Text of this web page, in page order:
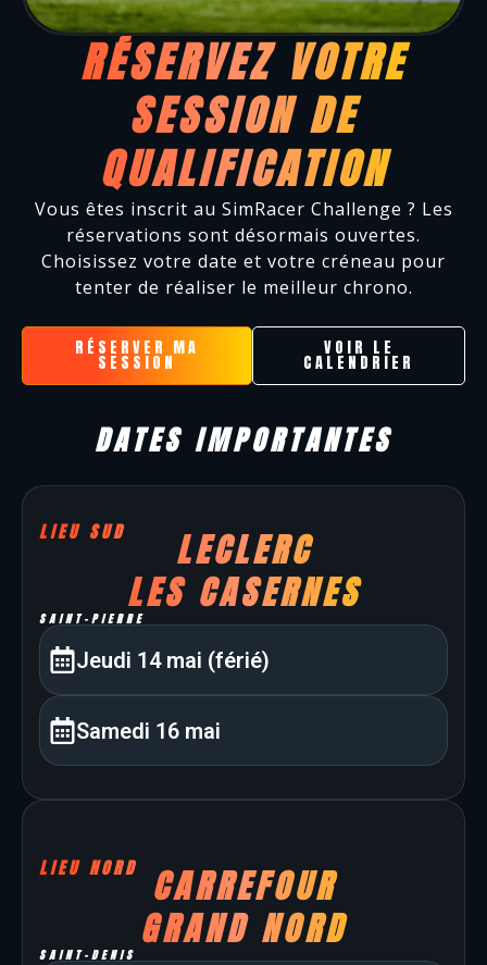
RÉSERVEZ VOTRE
SESSION DE
QUALIFICATION
Vous êtes inscrit au SimRacer Challenge ? Les
réservations sont désormais ouvertes.
Choisissez votre date et votre créneau pour
tenter de réaliser le meilleur chrono.
RÉSERVER MA
SESSION
VOIR LE
CALENDRIER
DATES IMPORTANTES
LIEU SUD
LECLERC
LES CASERNES
SAINT-PIERRE
Jeudi 14 mai (férié)
Samedi 16 mai
LIEU NORD
CARREFOUR
GRAND NORD
SAINT-DENIS